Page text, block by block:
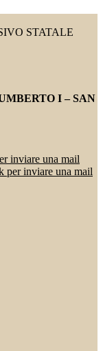
STATALE
I – SAN
inviare una mail
per inviare una mail